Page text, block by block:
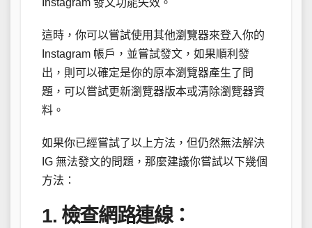
Instagram 發文功能失效。
這時，你可以嘗試使用其他瀏覽器來登入你的
Instagram 帳戶，並嘗試發文，如果順利發
出，則可以確定是你的原本瀏覽器產生了問
題，可以嘗試更新瀏覽器版本或清除瀏覽器資
料。
如果你已經嘗試了以上方法，但仍然無法解決
IG 無法發文的問題，那麼建議你嘗試以下幾個
方法：
1. 檢查網路連線：